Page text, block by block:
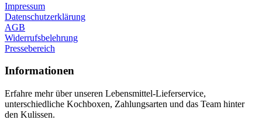
Impressum
Datenschutzerklärung
AGB
Widerrufsbelehrung
Pressebereich
Informationen
Erfahre mehr über unseren Lebensmittel-Lieferservice,
unterschiedliche Kochboxen, Zahlungsarten und das Team hinter
den Kulissen.